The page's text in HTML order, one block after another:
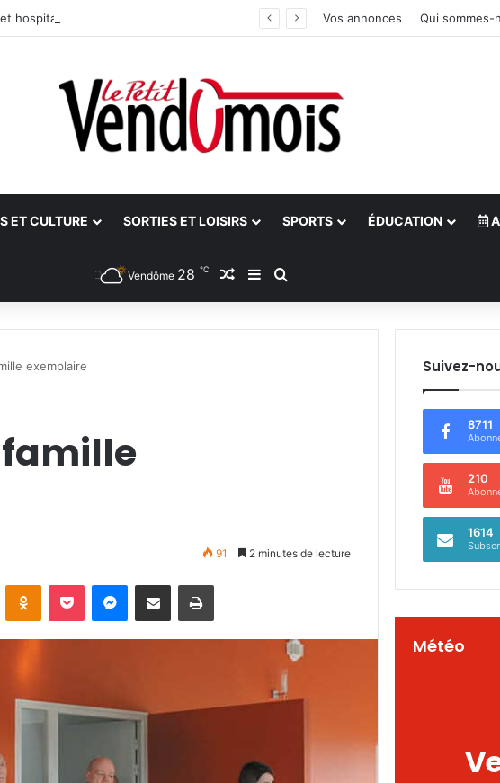
hospitalier du site unique Vos annonces Qui sommes-
ET CULTURE SORTIES ET LOISIRS SPORTS ÉDUCATION
Vendôme 28 ℃ Article Aléatoire
Sidebar (barre latérale)
exemplaire
famille
91 2 minutes de lecture
Suivez-
8711
210
1614
Météo